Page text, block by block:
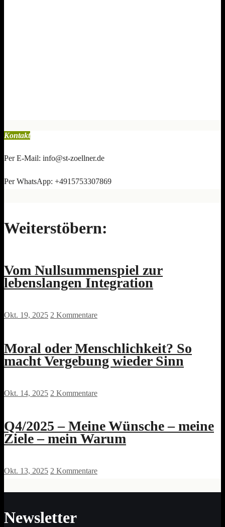
Kontakt
Per E-Mail: info@st-zoellner.de
Per WhatsApp: +4915753307869
Weiterstöbern:
Vom Nullsummenspiel zur
lebenslangen Integration
Okt. 19, 2025 2 Kommentare
Moral oder Menschlichkeit? So
macht Vergebung wieder Sinn
Okt. 14, 2025 2 Kommentare
Q4/2025 – Meine Wünsche – meine
Ziele – mein Warum
Okt. 13, 2025 2 Kommentare
Newsletter